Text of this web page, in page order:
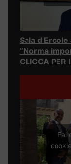
Sala
“Norma
CLICCA PER
Fai